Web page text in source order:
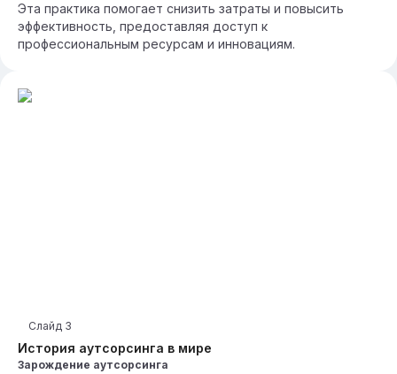
Эта практика помогает снизить затраты и повысить
эффективность, предоставляя доступ к
профессиональным ресурсам и инновациям.
История аутсорсинга в мире
Слайд 3
Зарождение аутсорсинга